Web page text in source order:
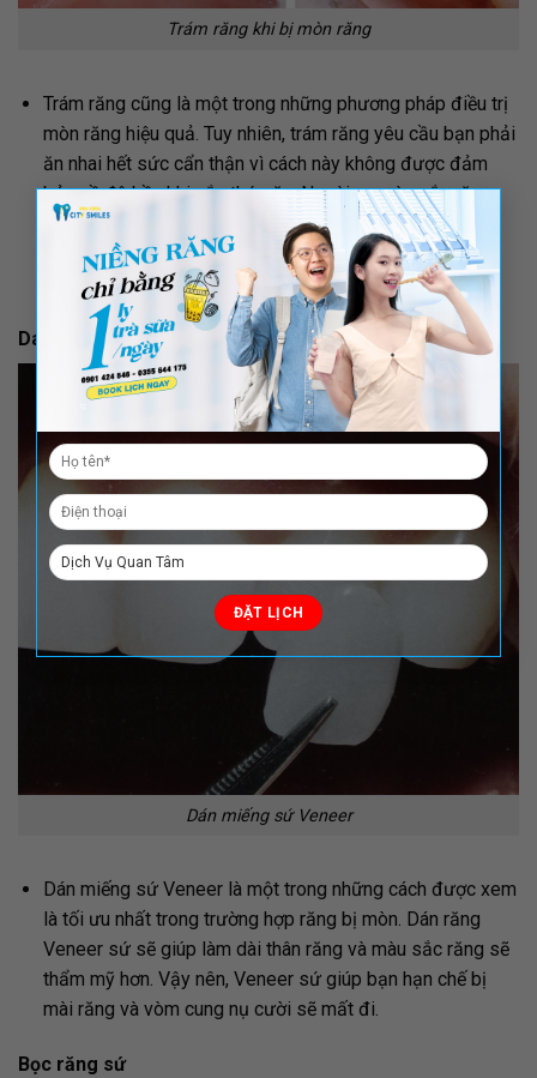
×
Trám răng khi bị mòn răng
Trám răng cũng là một trong những phương pháp điều trị
mòn răng hiệu quả. Tuy nhiên, trám răng yêu cầu bạn phải
ăn nhai hết sức cẩn thận vì cách này không được đảm
bảo về độ bền khi cắn thức ăn. Ngoài ra, màu sắc răng
trám sẽ bị thay đổi theo thời gian nên sau một thời gian
bạn cần phải đi trám lại mất rất nhiều thời gian và chi
phí.
Dán miếng sứ Veneer
Dán miếng sứ Veneer
Dán miếng sứ Veneer là một trong những cách được xem
là tối ưu nhất trong trường hợp răng bị mòn. Dán răng
Veneer sứ sẽ giúp làm dài thân răng và màu sắc răng sẽ
thẩm mỹ hơn. Vậy nên, Veneer sứ giúp bạn hạn chế bị
mài răng và vòm cung nụ cười sẽ mất đi.
Bọc răng sứ